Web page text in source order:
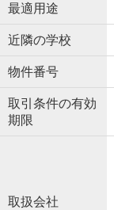
最適用途
近隣の学校
物件番号
取引条件の有効
期限
取扱会社